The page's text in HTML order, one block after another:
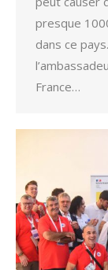
presque
dans ce
France…